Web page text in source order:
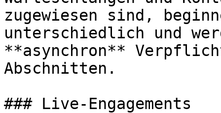
zugewiesen sind,
unterschiedlich und
**asynchron**
Abschnitten.
### Live-Engagements